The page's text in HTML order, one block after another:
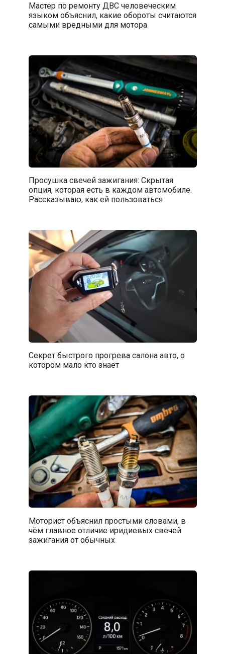
Мастер по ремонту ДВС человеческим
языком объяснил, какие обороты считаются
самыми вредными для мотора
Просушка свечей зажигания: Скрытая
опция, которая есть в каждом автомобиле.
Рассказываю, как ей пользоваться
Секрет быстрого прогрева салона авто, о
котором мало кто знает
Моторист объяснил простыми словами, в
чём главное отличие иридиевых свечей
зажигания от обычных